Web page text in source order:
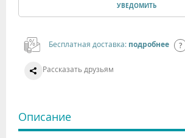
УВЕДОМИТЬ
Бесплатная доставка: подробнее
Рассказать друзьям
Описание